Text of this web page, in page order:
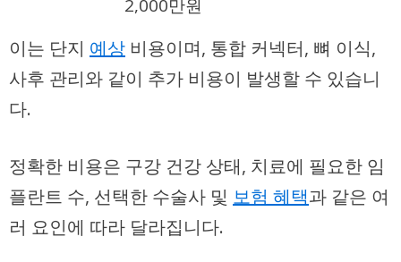
2,000만원
이는 단지 예상 비용이며, 통합 커넥터, 뼈 이식,
사후 관리와 같이 추가 비용이 발생할 수 있습니
다.
정확한 비용은 구강 건강 상태, 치료에 필요한 임
플란트 수, 선택한 수술사 및 보험 혜택과 같은 여
러 요인에 따라 달라집니다.